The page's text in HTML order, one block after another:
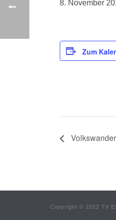
8. November
Zum
Copyright © 2022 TV